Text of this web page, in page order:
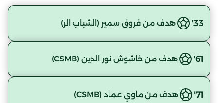
33' هدف من فروق سمير (الشباب الر)
61' هدف من خاشوش نور الدين (CSMB)
71' هدف من ماوي عماد (CSMB)